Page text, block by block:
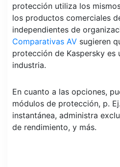
protección utiliza los
los productos comerciales
independientes de
Comparativas AV sugieren
protección de Kaspersky es
industria.
En cuanto a las opciones,
módulos de protección, p.
instantánea, administra
de rendimiento, y más.